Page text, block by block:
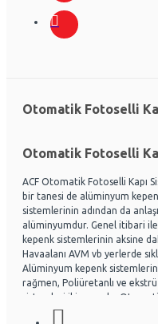
Otomatik Fotoselli
Otomatik Fotoselli
ACF Otomatik Fotoselli Kapı
bir tanesi de alüminyum
sistemlerinin adından da
alüminyumdur. Genel itibari ile
kepenk sistemlerinin aksine
Havaalanı AVM vb yerlerde
Alüminyum kepenk
rağmen, Poliüretanlı ve
sistemleri ikiye ayrılır.
ve İstanbul başta olmak